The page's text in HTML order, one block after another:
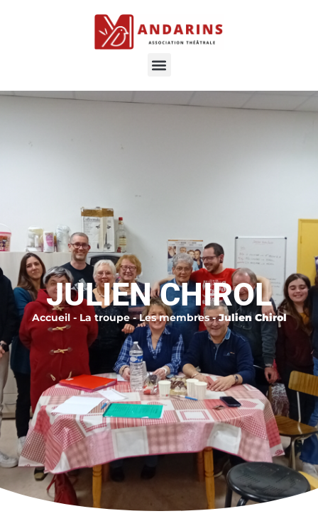
JULIEN CHIROL
Accueil- La troupe-Les membres-Julien Chirol